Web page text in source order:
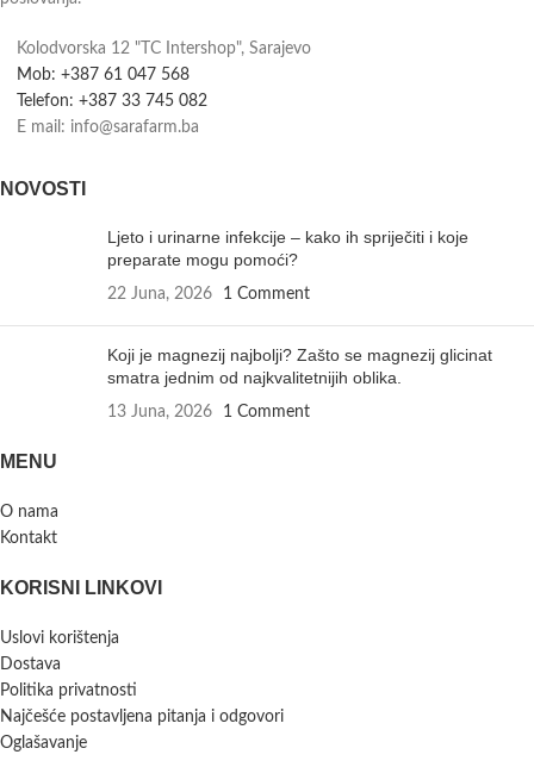
Kolodvorska 12 "TC Intershop", Sarajevo
Mob: +387 61 047 568
Telefon: +387 33 745 082
E mail: info@sarafarm.ba
NOVOSTI
Ljeto i urinarne infekcije – kako ih spriječiti i koje
preparate mogu pomoći?
22 Juna, 2026 1 Comment
Koji je magnezij najbolji? Zašto se magnezij glicinat
smatra jednim od najkvalitetnijih oblika.
13 Juna, 2026 1 Comment
MENU
O nama
Kontakt
KORISNI LINKOVI
Uslovi korištenja
Dostava
Politika privatnosti
Najčešće postavljena pitanja i odgovori
Oglašavanje